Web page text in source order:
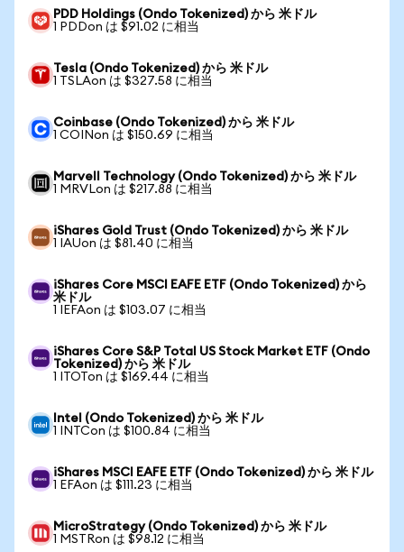
PDD Holdings (Ondo Tokenized) から 米ドル
1 PDDon は $91.02 に相当
Tesla (Ondo Tokenized) から 米ドル
1 TSLAon は $327.58 に相当
Coinbase (Ondo Tokenized) から 米ドル
1 COINon は $150.69 に相当
Marvell Technology (Ondo Tokenized) から 米ドル
1 MRVLon は $217.88 に相当
iShares Gold Trust (Ondo Tokenized) から 米ドル
1 IAUon は $81.40 に相当
iShares Core MSCI EAFE ETF (Ondo Tokenized) から
米ドル
1 IEFAon は $103.07 に相当
iShares Core S&P Total US Stock Market ETF (Ondo
Tokenized) から 米ドル
1 ITOTon は $169.44 に相当
Intel (Ondo Tokenized) から 米ドル
1 INTCon は $100.84 に相当
iShares MSCI EAFE ETF (Ondo Tokenized) から 米ドル
1 EFAon は $111.23 に相当
MicroStrategy (Ondo Tokenized) から 米ドル
1 MSTRon は $98.12 に相当